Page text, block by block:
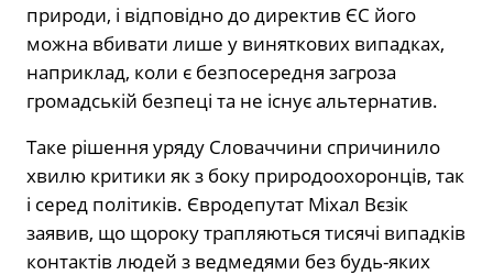
природи, і відповідно до директив ЄС його
можна вбивати лише у виняткових випадках,
наприклад, коли є безпосередня загроза
громадській безпеці та не існує альтернатив.
Таке рішення уряду Словаччини спричинило
хвилю критики як з боку природоохоронців, так
і серед політиків. Євродепутат Міхал Вєзік
заявив, що щороку трапляються тисячі випадків
контактів людей з ведмедями без будь-яких